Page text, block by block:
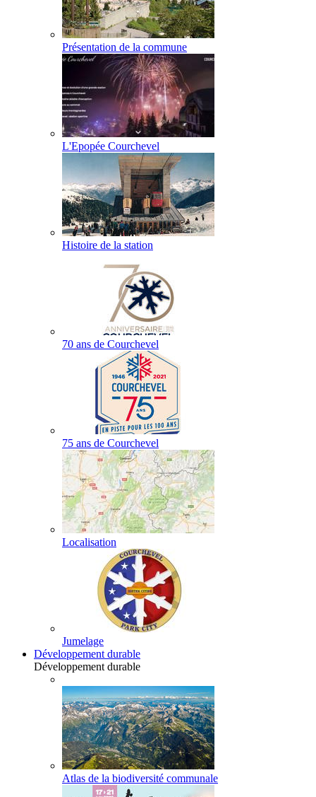
Présentation de la commune
L'Epopée Courchevel
Histoire de la station
70 ans de Courchevel
75 ans de Courchevel
Localisation
Jumelage
Développement durable
Développement durable
Atlas de la biodiversité communale